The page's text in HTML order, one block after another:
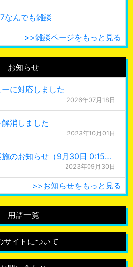
なんでも雑談
>>雑談ページをもっと見る
お知らせ
に対応しました
2026年07月18日
消しました
2023年10月01日
緊急メンテナンス実施のお知らせ（9月30日 0:15更新）
2023年09月30日
>>お知らせをもっと見る
用語一覧
サイトについて